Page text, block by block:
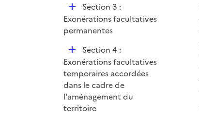
D
é
p
e
r
Section 3 :
Exonérations facultatives
permanentes
D
é
p
l
i
e
Section 4 :
Exonérations facultatives
temporaires accordées
dans le cadre de
l'aménagement du
territoire